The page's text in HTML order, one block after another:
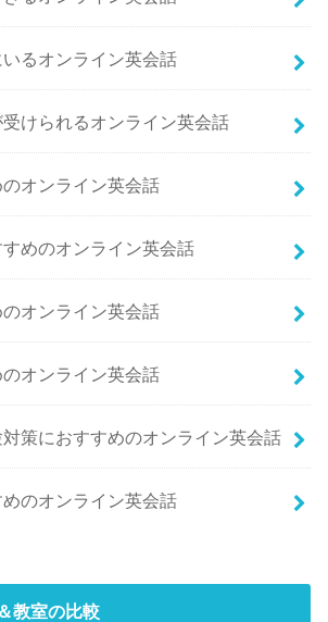
るオンライン英会話
けられるオンライン英会話
オンライン英会話
めのオンライン英会話
オンライン英会話
オンライン英会話
策におすすめのオンライン英会話
のオンライン英会話
教室の比較